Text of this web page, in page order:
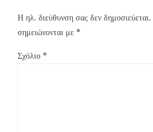
Η ηλ. διεύθυνση σας δεν δημοσιεύεται.
σημειώνονται με *
Σχόλιο *